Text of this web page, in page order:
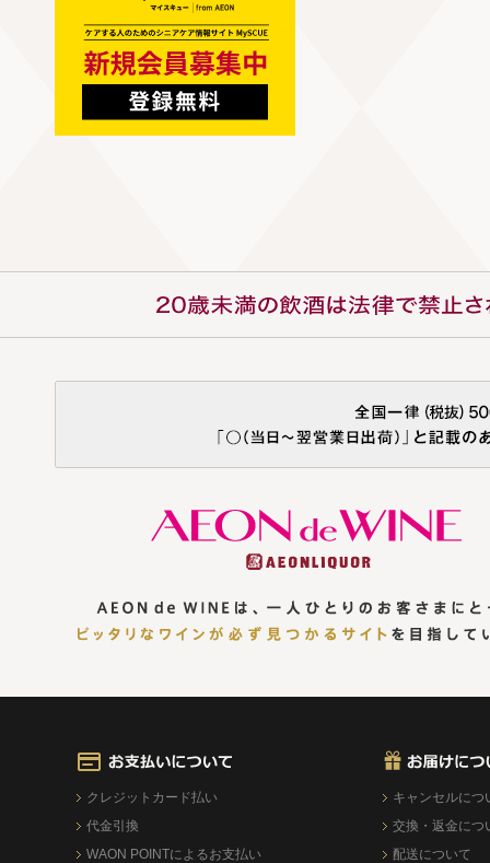
クレジットカード払い
代金引換
WAON POINTによるお支払い
キャンセルにつ
交換・返金につ
配送について